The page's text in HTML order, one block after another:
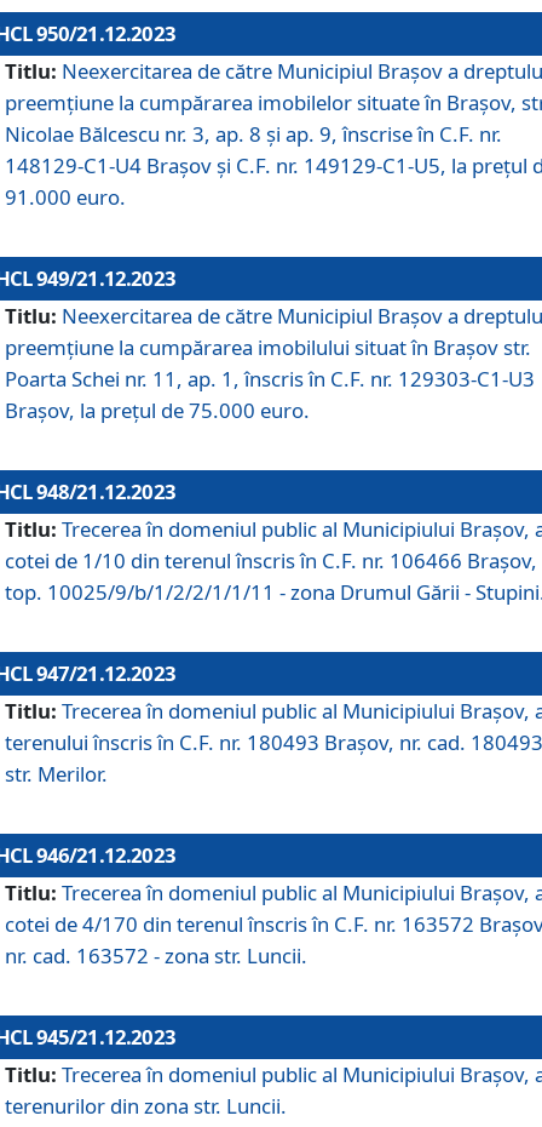
950/21.12.2023
Titlu: Neexercitarea de către Municipiul Brașov a
preemțiune la cumpărarea imobilelor situate în Brașov,
Nicolae Bălcescu nr. 3, ap. 8 și ap. 9, înscrise în C.F. nr.
148129-C1-U4 Brașov și C.F. nr. 149129-C1-U5, la prețul
91.000 euro.
949/21.12.2023
Titlu: Neexercitarea de către Municipiul Brașov a
preemțiune la cumpărarea imobilului situat în Brașov str.
Poarta Schei nr. 11, ap. 1, înscris în C.F. nr. 129303-C1-U3
Brașov, la prețul de 75.000 euro.
948/21.12.2023
Titlu: Trecerea în domeniul public al Municipiului Braşov,
cotei de 1/10 din terenul înscris în C.F. nr. 106466 Brașov,
top. 10025/9/b/1/2/2/1/1/11 - zona Drumul Gării -
947/21.12.2023
Titlu: Trecerea în domeniul public al Municipiului Braşov,
terenului înscris în C.F. nr. 180493 Brașov, nr. cad.
str. Merilor.
946/21.12.2023
Titlu: Trecerea în domeniul public al Municipiului Braşov,
cotei de 4/170 din terenul înscris în C.F. nr. 163572
nr. cad. 163572 - zona str. Luncii.
945/21.12.2023
Titlu: Trecerea în domeniul public al Municipiului Braşov,
terenurilor din zona str. Luncii.